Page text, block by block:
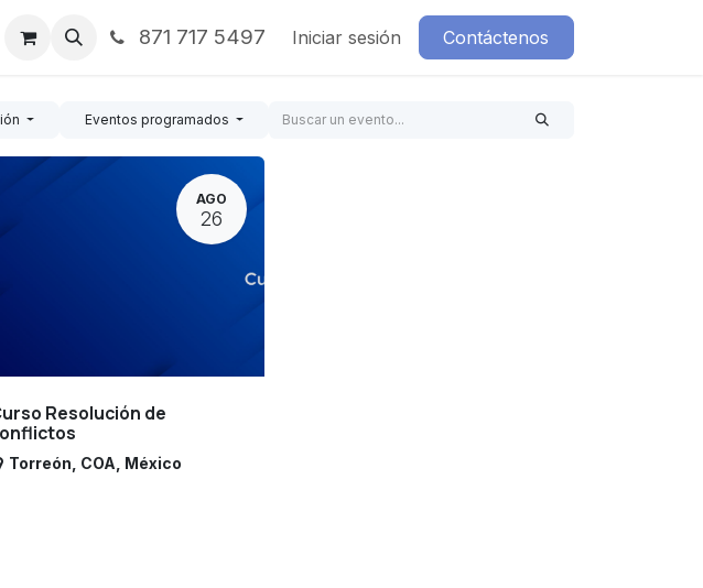
Contáctenos871 717 5497 Iniciar sesión Contáctenos
Eventos programados
AGO
26
Resolución de
Torreón COA México